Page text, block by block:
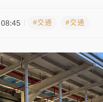
下二軍 日媒感嘆「好事
情 侯友宜揭這類災損最
毫米 水塔、雨棚砸落毀
#交通 #交通